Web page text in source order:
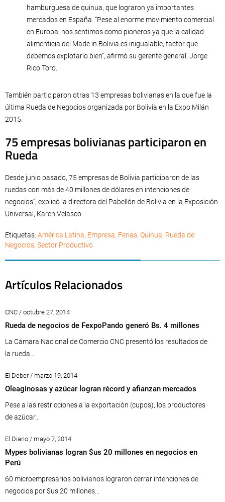
hamburguesa de quinua, que lograron ya importantes
mercados en España. “Pese al enorme movimiento comercial
en Europa, nos sentimos como pioneros ya que la calidad
alimenticia del Made in Bolivia es inigualable, factor que
debemos explotarlo bien”, afirmó su gerente general, Jorge
Rico Toro.
También participaron otras 13 empresas bolivianas en la que fue la
última Rueda de Negocios organizada por Bolivia en la Expo Milán
2015.
75 empresas bolivianas participaron en
Rueda
Desde junio pasado, 75 empresas de Bolivia participaron de las
ruedas con más de 40 millones de dólares en intenciones de
negocios”, explicó la directora del Pabellón de Bolivia en la Exposición
Universal, Karen Velasco.
Etiquetas: América Latina, Empresa, Ferias, Quinua, Rueda de
Negocios, Sector Productivo
Artículos Relacionados
CNC / octubre 27, 2014
Rueda de negocios de FexpoPando generó Bs. 4 millones
La Cámara Nacional de Comercio CNC presentó los resultados de
la rueda...
El Deber / marzo 19, 2014
Oleaginosas y azúcar logran récord y afianzan mercados
Pese a las restricciones a la exportación (cupos), los productores
de azúcar...
El Diario / mayo 7, 2014
Mypes bolivianas logran $us 20 millones en negocios en
Perú
60 microempresarios bolivianos lograron cerrar intenciones de
negocios por $us 20 millones...